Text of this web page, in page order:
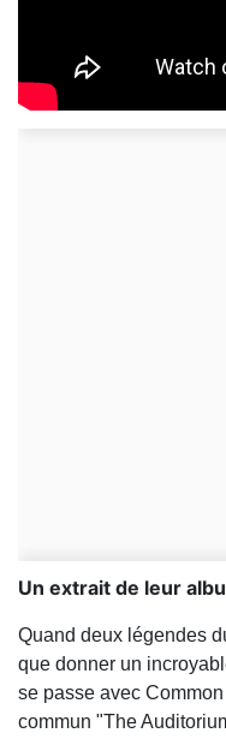
Un extrait de leur
Quand deux légendes
que donner un
se passe avec
commun "The